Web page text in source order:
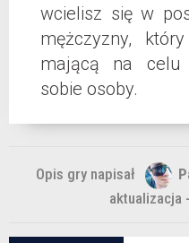
wcielisz się w
mężczyzny,
mającą na celu
sobie osoby.
Opis gry napisał
aktualizacja